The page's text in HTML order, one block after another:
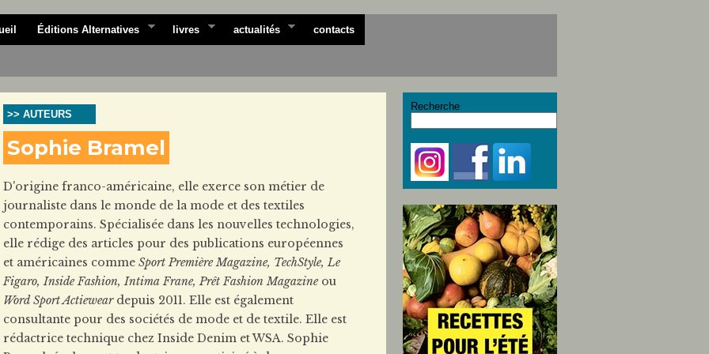
Éditions Alternatives livres actualités contacts
>> AUTEURS
Sophie Bramel
D'origine franco-américaine, elle exerce son métier de
journaliste dans le monde de la mode et des textiles
contemporains. Spécialisée dans les nouvelles technologies,
elle rédige des articles pour des publications européennes
et américaines comme Sport Première Magazine, TechStyle, Le
Figaro, Inside Fashion, Intima Frane, Prêt Fashion Magazine ou
Word Sport Actieweardepuis 2011. Elle est également
consultante pour des sociétés de mode et de textile. Elle est
rédactrice technique chez Inside Denim et WSA. Sophie
Recherche